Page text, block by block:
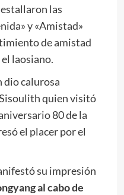
las
y «Amistad»
de amistad
laosiano.
dio calurosa
quien visitó
80 de la
el placer por el
su impresión
al cabo de